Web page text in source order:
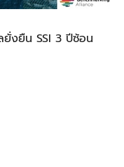
ยั่งยืน SSI 3 ปีซ้อน